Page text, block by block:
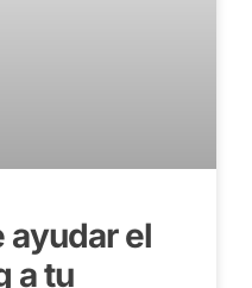
ayudar el
a tu